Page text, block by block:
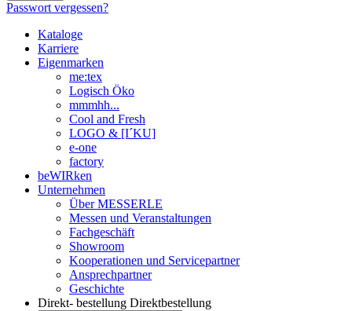
Passwort vergessen?
Kataloge
Karriere
Eigenmarken
me:tex
Logisch Öko
mmmhh...
Cool and Fresh
LOGO & [I´KU]
e-one
factory
beWIRken
Unternehmen
Über MESSERLE
Messen und Veranstaltungen
Fachgeschäft
Showroom
Kooperationen und Servicepartner
Ansprechpartner
Geschichte
Direkt- bestellung Direktbestellung